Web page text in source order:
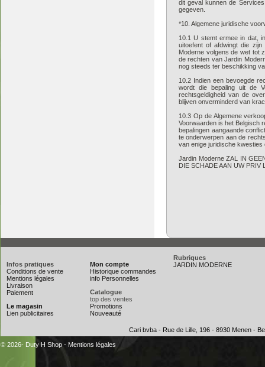
dit geval kunnen de
gegeven.
*10. Algemene juridische
10.1 U stemt ermee in dat,
uitoefent of afdwingt die
Moderne volgens de wet tot
de rechten van Jardin
nog steeds ter beschikking
10.2 Indien een bevoegde
wordt die bepaling uit de
rechtsgeldigheid van de
blijven onverminderd van
10.3 Op de Algemene
Voorwaarden is het Belgisch
bepalingen aangaande
te onderwerpen aan de
van enige juridische kwesties
Jardin Moderne ZAL IN
DIE SCHADE AAN UW PRIV
Infos pratiques
Conditions de vente
Mentions légales
Livraison
Paiement
Le magasin
Lien publicitaires
Mon compte
Historique commandes
info Personnelles
Catalogue
top des ventes
Promotions
Nouveauté
Rubriques
JARDIN MODERNE
Cari bvba - Rue de Lille, 196 - 8930 Menen -
© 2026- Duty H Shop - Mentions légales